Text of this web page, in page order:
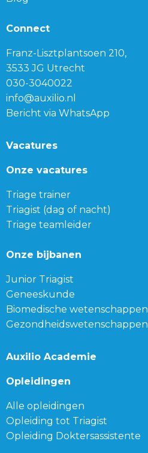
Connect
Franz-Lisztplantsoen 210,
3533 JG Utrecht
030-3040022
info@auxilio.nl
Bericht via WhatsApp
Vacatures
Onze vacatures
Triage trainer
Triagist (dag of nacht)
Triage teamleider
Onze bijbanen
Junior Triagist
Geneeskunde
Biomedische wetenschappen
Gezondheidswetenschappen
Auxilio Academie
Opleidingen
Alle opleidingen
Opleiding tot Triagist
Opleiding Doktersassistente